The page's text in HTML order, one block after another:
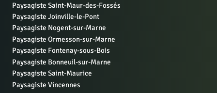
Paysagiste Saint-Maur-des-Fossés
Paysagiste Joinville-le-Pont
Paysagiste Nogent-sur-Marne
Paysagiste Ormesson-sur-Marne
Paysagiste Fontenay-sous-Bois
Paysagiste Bonneuil-sur-Marne
Paysagiste Saint-Maurice
Paysagiste Vincennes